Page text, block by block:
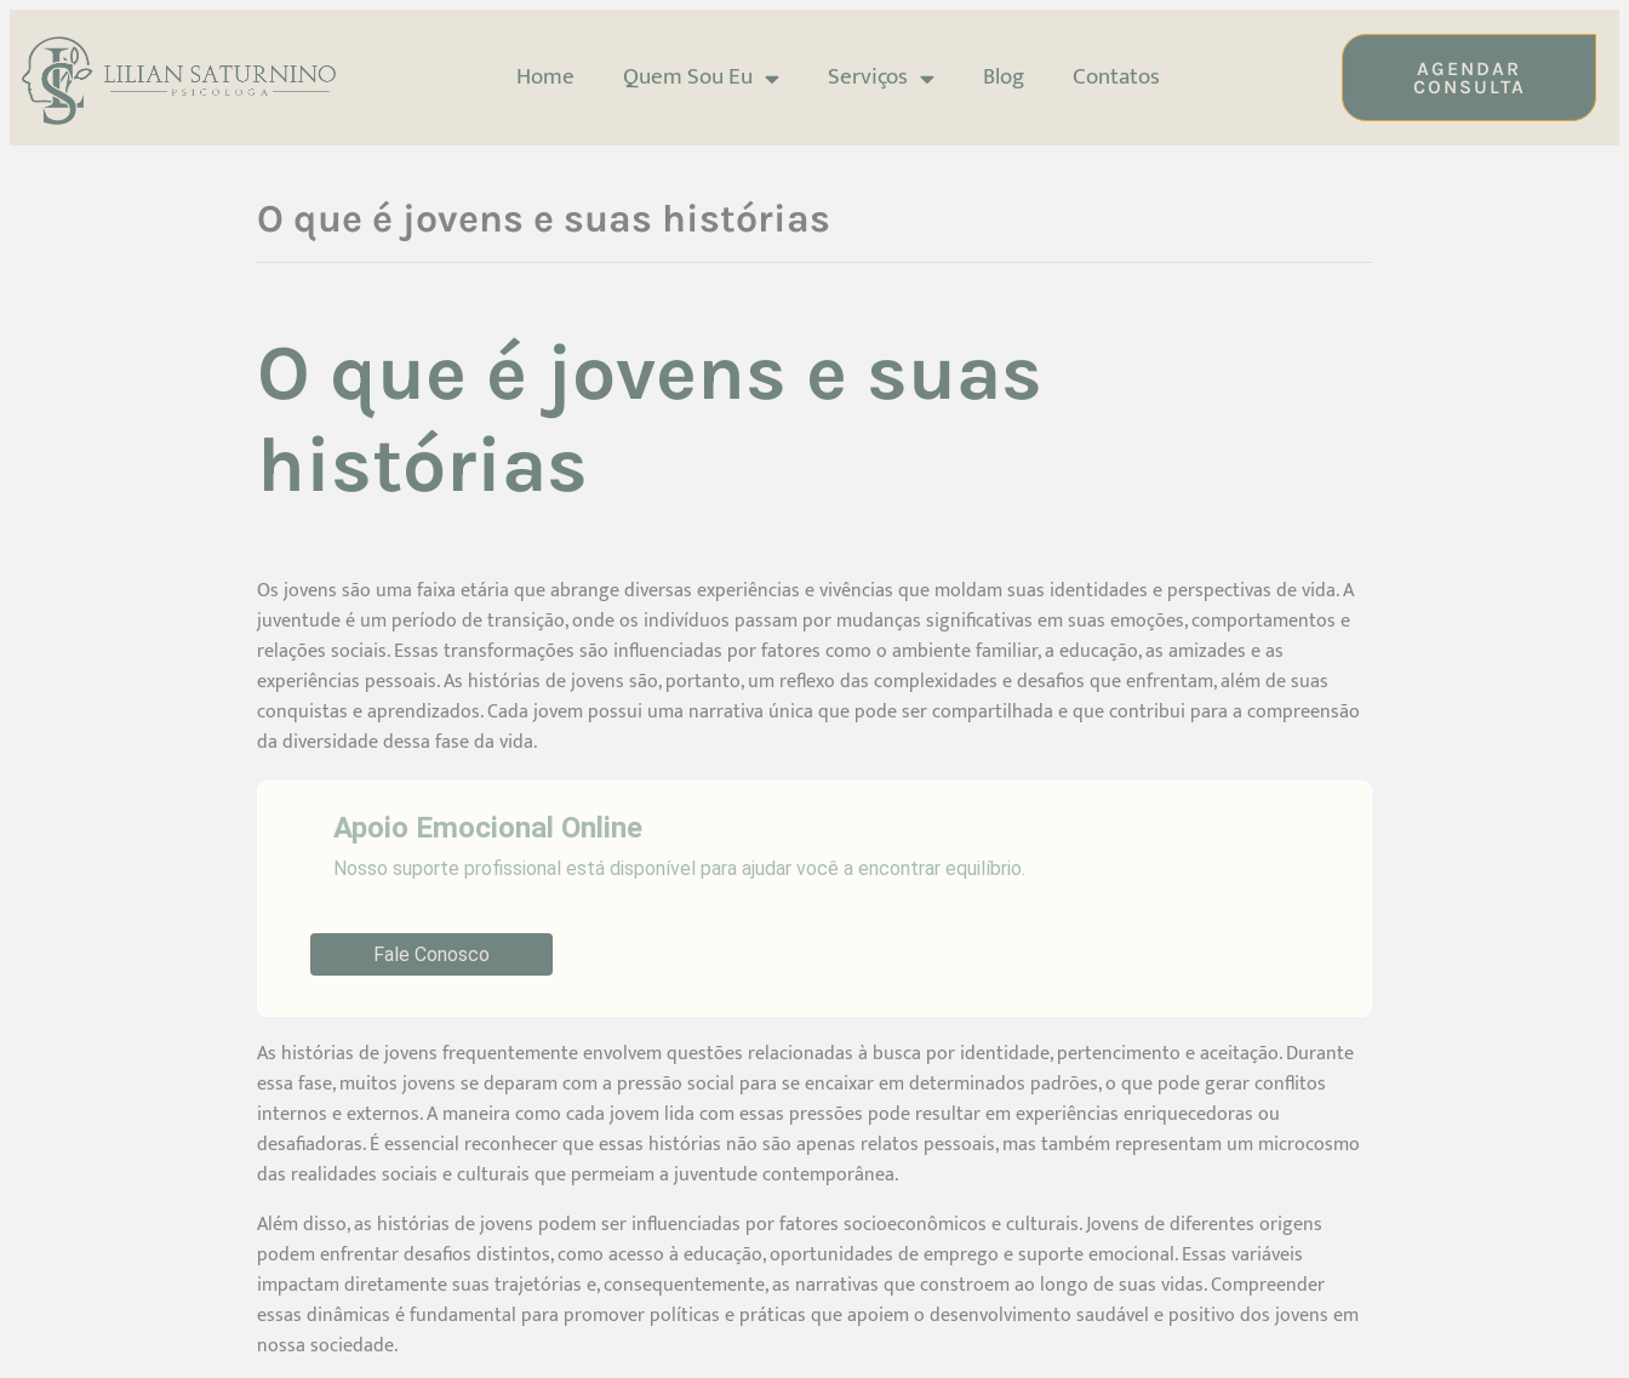
Home Quem Sou Eu Serviços Blog Contatos AGENDAR
CONSULTA
O que é jovens e suas histórias
O que é jovens e suas
histórias
Os jovens são uma faixa etária que abrange diversas experiências e vivências que moldam suas identidades e perspectivas de vida. A
juventude é um período de transição, onde os indivíduos passam por mudanças significativas em suas emoções, comportamentos e
relações sociais. Essas transformações são influenciadas por fatores como o ambiente familiar, a educação, as amizades e as
experiências pessoais. As histórias de jovens são, portanto, um reflexo das complexidades e desafios que enfrentam, além de suas
conquistas e aprendizados. Cada jovem possui uma narrativa única que pode ser compartilhada e que contribui para a compreensão
da diversidade dessa fase da vida.
Apoio Emocional Online
Nosso suporte profissional está disponível para ajudar você a encontrar equilíbrio.
Fale Conosco
As histórias de jovens frequentemente envolvem questões relacionadas à busca por identidade, pertencimento e aceitação. Durante
essa fase, muitos jovens se deparam com a pressão social para se encaixar em determinados padrões, o que pode gerar conflitos
internos e externos. A maneira como cada jovem lida com essas pressões pode resultar em experiências enriquecedoras ou
desafiadoras. É essencial reconhecer que essas histórias não são apenas relatos pessoais, mas também representam um microcosmo
das realidades sociais e culturais que permeiam a juventude contemporânea.
Além disso, as histórias de jovens podem ser influenciadas por fatores socioeconômicos e culturais. Jovens de diferentes origens
podem enfrentar desafios distintos, como acesso à educação, oportunidades de emprego e suporte emocional. Essas variáveis
impactam diretamente suas trajetórias e, consequentemente, as narrativas que constroem ao longo de suas vidas. Compreender
essas dinâmicas é fundamental para promover políticas e práticas que apoiem o desenvolvimento saudável e positivo dos jovens em
nossa sociedade.